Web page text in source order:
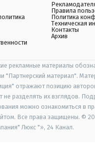
Правила
Политика
Техническая
Контакты
Архив
рекламные материалы
"Партнерский материал".
отражают позицию
не разделять их взглядов.
можно ознакомиться в
Все права защищены. ©
Люкс "», 24 Канал.